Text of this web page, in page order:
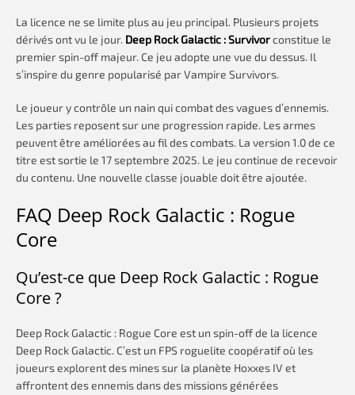
La licence ne se limite plus au jeu principal. Plusieurs projets
dérivés ont vu le jour. Deep Rock Galactic : Survivorconstitue le
premier spin-off majeur. Ce jeu adopte une vue du dessus. Il
s’inspire du genre popularisé par Vampire Survivors.
Le joueur y contrôle un nain qui combat des vagues d’ennemis.
Les parties reposent sur une progression rapide. Les armes
peuvent être améliorées au fil des combats. La version 1.0 de ce
titre est sortie le 17 septembre 2025. Le jeu continue de recevoir
du contenu. Une nouvelle classe jouable doit être ajoutée.
FAQ Deep Rock Galactic : Rogue
Core
Qu’est-ce que Deep Rock Galactic : Rogue
Core ?
Deep Rock Galactic : Rogue Core est un spin-off de la licence
Deep Rock Galactic. C’est un FPS roguelite coopératif où les
joueurs explorent des mines sur la planète Hoxxes IV et
affrontent des ennemis dans des missions générées